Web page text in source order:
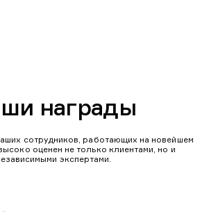
награды
сотрудников, работающих на новейшем
оценен не только клиентами, но и
экспертами.